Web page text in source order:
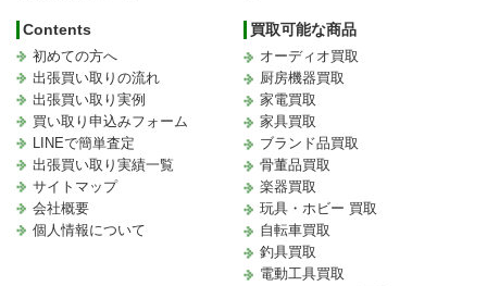
Contents
初めての方へ
出張買い取りの流れ
出張買い取り実例
買い取り申込みフォーム
LINEで簡単査定
出張買い取り実績一覧
サイトマップ
会社概要
個人情報について
買取可能な商品
オーディオ買取
厨房機器買取
家電買取
家具買取
ブランド品買取
骨董品買取
楽器買取
玩具・ホビー 買取
自転車買取
釣具買取
電動工具買取